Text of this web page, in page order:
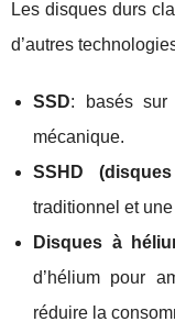
Les disques durs
d’autres
SSD: basés sur
mécanique.
SSHD
traditionnel et
Disques à
d’hélium pour
réduire la